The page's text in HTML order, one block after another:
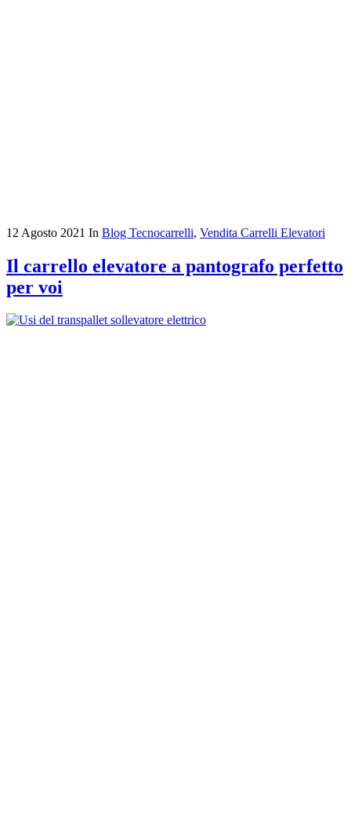
12 Agosto 2021 In Blog Tecnocarrelli, Vendita Carrelli Elevatori
Il carrello elevatore a pantografo perfetto
per voi